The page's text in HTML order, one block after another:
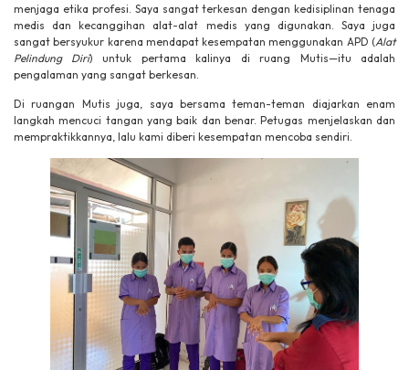
menjaga etika profesi. Saya sangat terkesan dengan kedisiplinan tenaga
medis dan kecanggihan alat-alat medis yang digunakan. Saya juga
sangat bersyukur karena mendapat kesempatan menggunakan APD (Alat
Pelindung Diri) untuk pertama kalinya di ruang Mutis—itu adalah
pengalaman yang sangat berkesan.
Di ruangan Mutis juga, saya bersama teman-teman diajarkan enam
langkah mencuci tangan yang baik dan benar. Petugas menjelaskan dan
mempraktikkannya, lalu kami diberi kesempatan mencoba sendiri.